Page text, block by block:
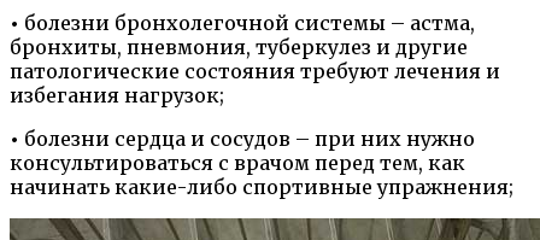
• болезни бронхолегочной системы – астма,
бронхиты, пневмония, туберкулез и другие
патологические состояния требуют лечения и
избегания нагрузок;
• болезни сердца и сосудов – при них нужно
консультироваться с врачом перед тем, как
начинать какие-либо спортивные упражнения;